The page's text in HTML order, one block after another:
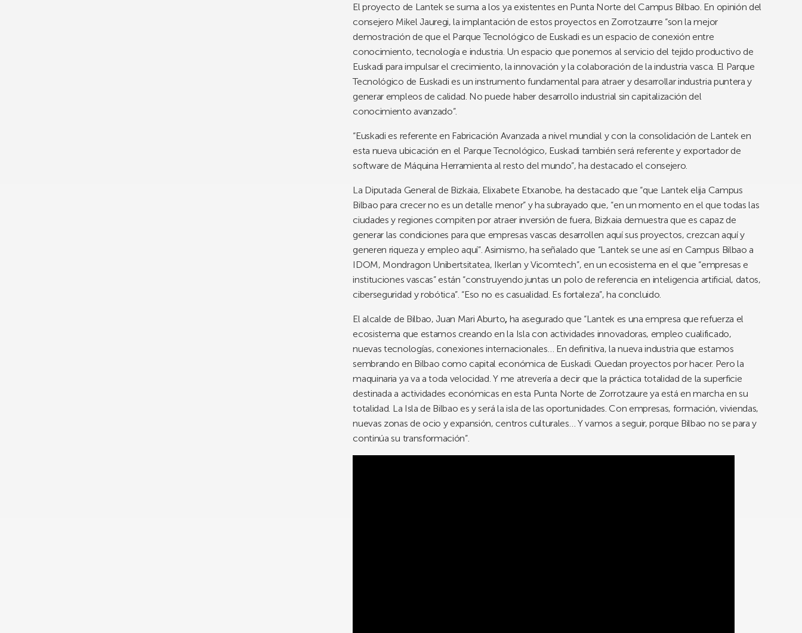
El proyecto de Lantek se suma a los ya existentes en Punta Norte del Campus Bilbao. En opinión del
consejero Mikel Jauregi, la implantación de estos proyectos en Zorrotzaurre “son la mejor
demostración de que el Parque Tecnológico de Euskadi es un espacio de conexión entre
conocimiento, tecnología e industria. Un espacio que ponemos al servicio del tejido productivo de
Euskadi para impulsar el crecimiento, la innovación y la colaboración de la industria vasca. El Parque
Tecnológico de Euskadi es un instrumento fundamental para atraer y desarrollar industria puntera y
generar empleos de calidad. No puede haber desarrollo industrial sin capitalización del
conocimiento avanzado”.
“Euskadi es referente en Fabricación Avanzada a nivel mundial y con la consolidación de Lantek en
esta nueva ubicación en el Parque Tecnológico, Euskadi también será referente y exportador de
software de Máquina Herramienta al resto del mundo”, ha destacado el consejero.
La Diputada General de Bizkaia, Elixabete Etxanobe, ha destacado que “que Lantek elija Campus
Bilbao para crecer no es un detalle menor” y ha subrayado que, “en un momento en el que todas las
ciudades y regiones compiten por atraer inversión de fuera, Bizkaia demuestra que es capaz de
generar las condiciones para que empresas vascas desarrollen aquí sus proyectos, crezcan aquí y
generen riqueza y empleo aquí”. Asimismo, ha señalado que “Lantek se une así en Campus Bilbao a
IDOM, Mondragon Unibertsitatea, Ikerlan y Vicomtech”, en un ecosistema en el que “empresas e
instituciones vascas” están “construyendo juntas un polo de referencia en inteligencia artificial, datos,
ciberseguridad y robótica”. “Eso no es casualidad. Es fortaleza”, ha concluido.
El alcalde de Bilbao, Juan Mari Aburto,ha asegurado que “Lantek es una empresa que refuerza el
ecosistema que estamos creando en la Isla con actividades innovadoras, empleo cualificado,
nuevas tecnologías, conexiones internacionales… En definitiva, la nueva industria que estamos
sembrando en Bilbao como capital económica de Euskadi. Quedan proyectos por hacer. Pero la
maquinaria ya va a toda velocidad. Y me atrevería a decir que la práctica totalidad de la superficie
destinada a actividades económicas en esta Punta Norte de Zorrotzaure ya está en marcha en su
totalidad. La Isla de Bilbao es y será la isla de las oportunidades. Con empresas, formación, viviendas,
nuevas zonas de ocio y expansión, centros culturales… Y vamos a seguir, porque Bilbao no se para y
continúa su transformación”.